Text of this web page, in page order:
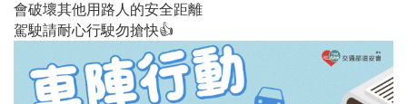
會破壞其他用路人的安全距離
駕駛請耐心行駛勿搶快👍